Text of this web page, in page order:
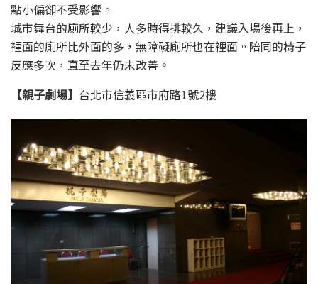
點小偏卻不受影響。
城市舞台的廁所較少，人多時得排較久，建議入場後再上，
裡面的廁所比外面的多，無障礙廁所也在裡面。陪同的椅子
反應多次，直至去年仍未改善。
【親子劇場】 台北市信義區市府路1號2樓